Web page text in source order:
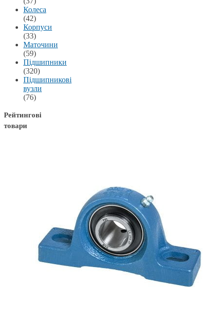
Колеса
(42)
Корпуси
(33)
Маточини
(59)
Підшипники
(320)
Підшипникові
вузли
(76)
Рейтингові
товари